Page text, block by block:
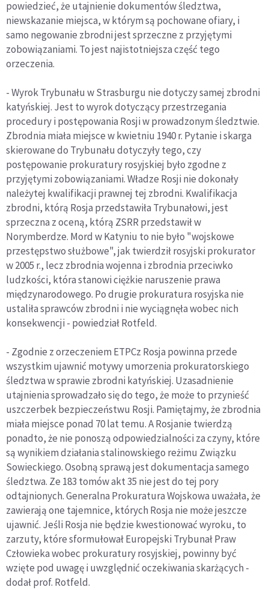
powiedzieć, że utajnienie dokumentów śledztwa,
niewskazanie miejsca, w którym są pochowane ofiary, i
samo negowanie zbrodni jest sprzeczne z przyjętymi
zobowiązaniami. To jest najistotniejsza część tego
orzeczenia.
- Wyrok Trybunału w Strasburgu nie dotyczy samej zbrodni
katyńskiej. Jest to wyrok dotyczący przestrzegania
procedury i postępowania Rosji w prowadzonym śledztwie.
Zbrodnia miała miejsce w kwietniu 1940 r. Pytanie i skarga
skierowane do Trybunału dotyczyły tego, czy
postępowanie prokuratury rosyjskiej było zgodne z
przyjętymi zobowiązaniami. Władze Rosji nie dokonały
należytej kwalifikacji prawnej tej zbrodni. Kwalifikacja
zbrodni, którą Rosja przedstawiła Trybunałowi, jest
sprzeczna z oceną, którą ZSRR przedstawił w
Norymberdze. Mord w Katyniu to nie było "wojskowe
przestępstwo służbowe", jak twierdził rosyjski prokurator
w 2005 r., lecz zbrodnia wojenna i zbrodnia przeciwko
ludzkości, która stanowi ciężkie naruszenie prawa
międzynarodowego. Po drugie prokuratura rosyjska nie
ustaliła sprawców zbrodni i nie wyciągnęła wobec nich
konsekwencji - powiedział Rotfeld.
- Zgodnie z orzeczeniem ETPCz Rosja powinna przede
wszystkim ujawnić motywy umorzenia prokuratorskiego
śledztwa w sprawie zbrodni katyńskiej. Uzasadnienie
utajnienia sprowadzało się do tego, że może to przynieść
uszczerbek bezpieczeństwu Rosji. Pamiętajmy, że zbrodnia
miała miejsce ponad 70 lat temu. A Rosjanie twierdzą
ponadto, że nie ponoszą odpowiedzialności za czyny, które
są wynikiem działania stalinowskiego reżimu Związku
Sowieckiego. Osobną sprawą jest dokumentacja samego
śledztwa. Ze 183 tomów akt 35 nie jest do tej pory
odtajnionych. Generalna Prokuratura Wojskowa uważała, że
zawierają one tajemnice, których Rosja nie może jeszcze
ujawnić. Jeśli Rosja nie będzie kwestionować wyroku, to
zarzuty, które sformułował Europejski Trybunał Praw
Człowieka wobec prokuratury rosyjskiej, powinny być
wzięte pod uwagę i uwzględnić oczekiwania skarżących -
dodał prof. Rotfeld.